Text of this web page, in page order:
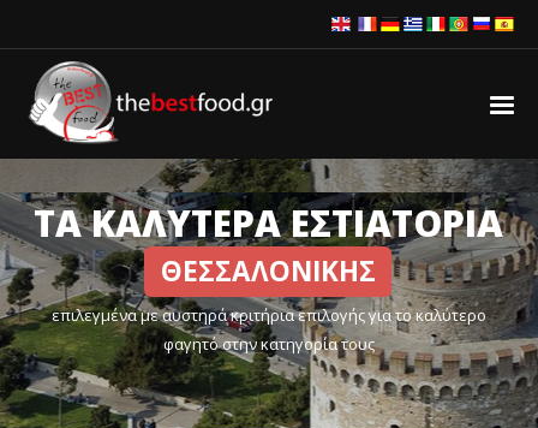
ΤΑ ΚΑΛΥΤΕΡΑ ΕΣΤΙΑΤΟΡΙΑ
ΘΕΣΣΑΛΟΝΙΚΗΣ
επιλεγμένα με αυστηρά κριτήρια επιλογής για το καλύτερο
φαγητό στην κατηγορία τους